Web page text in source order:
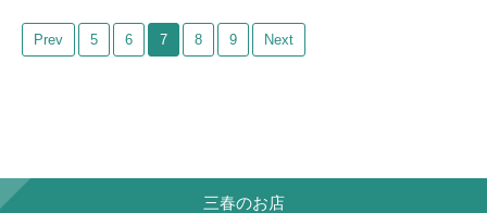
Prev 5 6 7 8 9 Next
三春のお店